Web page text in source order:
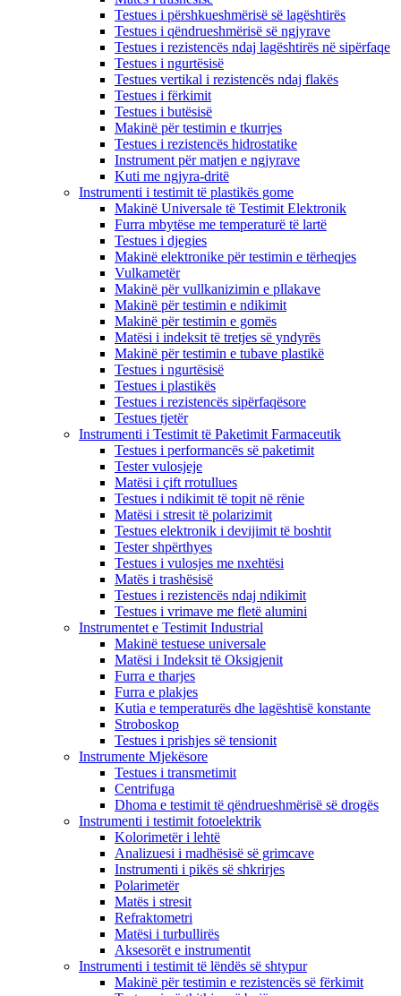
Testues i përshkueshmërisë së lagështirës
Testues i qëndrueshmërisë së ngjyrave
Testues i rezistencës ndaj lagështirës në sipërfaqe
Testues i ngurtësisë
Testues vertikal i rezistencës ndaj flakës
Testues i fërkimit
Testues i butësisë
Makinë për testimin e tkurrjes
Testues i rezistencës hidrostatike
Instrument për matjen e ngjyrave
Kuti me ngjyra-dritë
Instrumenti i testimit të plastikës gome
Makinë Universale të Testimit Elektronik
Furra mbytëse me temperaturë të lartë
Testues i djegies
Makinë elektronike për testimin e tërheqjes
Vulkametër
Makinë për vullkanizimin e pllakave
Makinë për testimin e ndikimit
Makinë për testimin e gomës
Matësi i indeksit të tretjes së yndyrës
Makinë për testimin e tubave plastikë
Testues i ngurtësisë
Testues i plastikës
Testues i rezistencës sipërfaqësore
Testues tjetër
Instrumenti i Testimit të Paketimit Farmaceutik
Testues i performancës së paketimit
Tester vulosjeje
Matësi i çift rrotullues
Testues i ndikimit të topit në rënie
Matësi i stresit të polarizimit
Testues elektronik i devijimit të boshtit
Tester shpërthyes
Testues i vulosjes me nxehtësi
Matës i trashësisë
Testues i rezistencës ndaj ndikimit
Testues i vrimave me fletë alumini
Instrumentet e Testimit Industrial
Makinë testuese universale
Matësi i Indeksit të Oksigjenit
Furra e tharjes
Furra e plakjes
Kutia e temperaturës dhe lagështisë konstante
Stroboskop
Testues i prishjes së tensionit
Instrumente Mjekësore
Testues i transmetimit
Centrifuga
Dhoma e testimit të qëndrueshmërisë së drogës
Instrumenti i testimit fotoelektrik
Kolorimetër i lehtë
Analizuesi i madhësisë së grimcave
Instrumenti i pikës së shkrirjes
Polarimetër
Matës i stresit
Refraktometri
Matësi i turbullirës
Aksesorët e instrumentit
Instrumenti i testimit të lëndës së shtypur
Makinë për testimin e rezistencës së fërkimit